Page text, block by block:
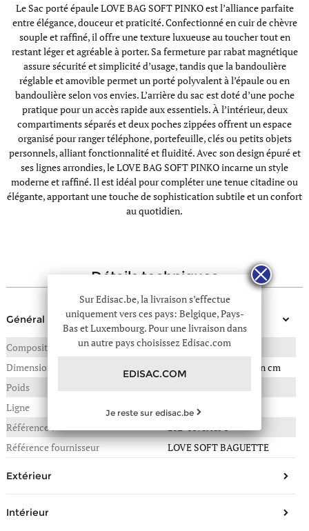
Le Sac porté épaule LOVE BAG SOFT PINKO est l’alliance parfaite
entre élégance, douceur et praticité. Confectionné en cuir de chèvre
souple et raffiné, il offre une texture luxueuse au toucher tout en
restant léger et agréable à porter. Sa fermeture par rabat magnétique
assure sécurité et simplicité d’usage, tandis que la bandoulière
réglable et amovible permet un porté polyvalent à l’épaule ou en
bandoulière selon vos envies. L’arrière du sac est doté d’une poche
pratique pour un accès rapide aux essentiels. À l’intérieur, deux
compartiments séparés et deux poches zippées offrent un espace
organisé pour ranger téléphone, portefeuille, clés ou petits objets
personnels, alliant fonctionnalité et fluidité. Avec son design épuré et
ses lignes arrondies, le LOVE BAG SOFT PINKO incarne un style
moderne et raffiné. Il est idéal pour compléter une tenue citadine ou
élégante, apportant une touche de sophistication subtile et un confort
au quotidien.
détails techniques
Général
Composition
CHEVRE
Dimensions
32(L) x 10(P) x 17(H) en cm
Poids
Ligne
Love bag soft
Référence :
26E-6178A0F6
Référence fournisseur
LOVE SOFT BAGUETTE
Extérieur
Intérieur
Sur Edisac.be, la livraison s’effectue
uniquement vers ces pays: Belgique, Pays-
Bas et Luxembourg. Pour une livraison dans
un autre pays choisissez Edisac.com
EDISAC.COM
Je reste sur edisac.be